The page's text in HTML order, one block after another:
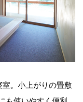
。小上がりの畳敷